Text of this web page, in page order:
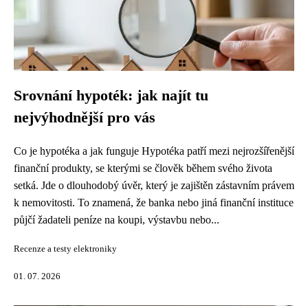
Srovnání hypoték: jak najít tu
nejvýhodnější pro vás
Co je hypotéka a jak funguje Hypotéka patří mezi nejrozšířenější
finanční produkty, se kterými se člověk během svého života
setká. Jde o dlouhodobý úvěr, který je zajištěn zástavním právem
k nemovitosti. To znamená, že banka nebo jiná finanční instituce
půjčí žadateli peníze na koupi, výstavbu nebo...
Recenze a testy elektroniky
01. 07. 2026